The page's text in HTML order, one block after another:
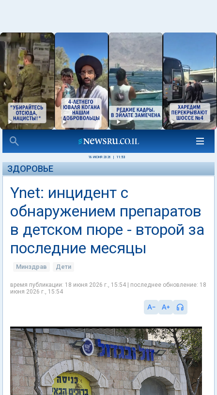
18 ИЮНЯ 2026 11:53
ЗДОРОВЬЕ
Ynet: инцидент с
обнаружением препаратов
в детском пюре - второй за
последние месяцы
Минздрав Дети
время публикации: 18 июня 2026 г., 15:54 | последнее обновление: 18
июня 2026 г., 15:54